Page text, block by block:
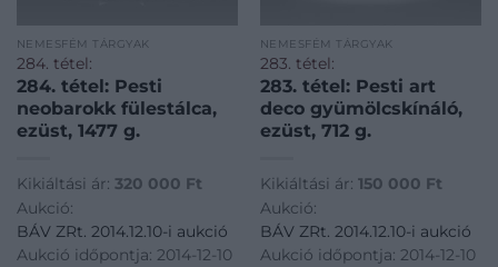
NEMESFÉM TÁRGYAK
284. tétel:
284. tétel: Pesti
neobarokk fülestálca,
ezüst, 1477 g.
Kikiáltási ár: 320 000 Ft
Aukció:
BÁV ZRt. 2014.12.10-i aukció
Aukció időpontja: 2014-12-10
NEMESFÉM TÁRGYAK
283. tétel:
283. tétel: Pesti art
deco gyümölcskínáló,
ezüst, 712 g.
Kikiáltási ár: 150 000 Ft
Aukció:
BÁV ZRt. 2014.12.10-i aukció
Aukció időpontja: 2014-12-10